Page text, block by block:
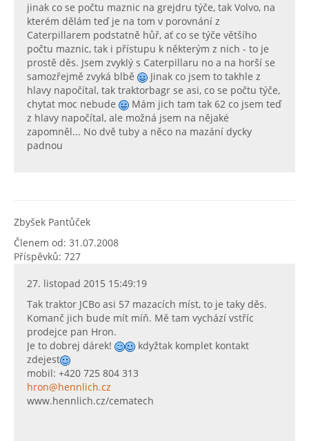
jinak co se počtu maznic na grejdru týče, tak Volvo, na
kterém dělám teď je na tom v porovnání z
Caterpillarem podstatně hůř, ať co se týče většího
počtu maznic, tak i přístupu k některým z nich - to je
prostě děs. Jsem zvyklý s Caterpillaru no a na horší se
samozřejmě zvyká blbě
Jinak co jsem to takhle z
hlavy napočítal, tak traktorbagr se asi, co se počtu týče,
chytat moc nebude
Mám jich tam tak 62 co jsem teď
z hlavy napočítal, ale možná jsem na nějaké
zapomněl... No dvě tuby a něco na mazání dycky
padnou
Zbyšek Pantůček
Členem od: 31.07.2008
Příspěvků: 727
27. listopad 2015 15:49:19
Tak traktor JCBo asi 57 mazacích míst, to je taky děs.
Komanč jich bude mít míň. Mě tam vychází vstříc
prodejce pan Hron.
Je to dobrej dárek!
kdyžtak komplet kontakt
zdejest
mobil: +420 725 804 313
hron@hennlich.cz
www.hennlich.cz/cematech